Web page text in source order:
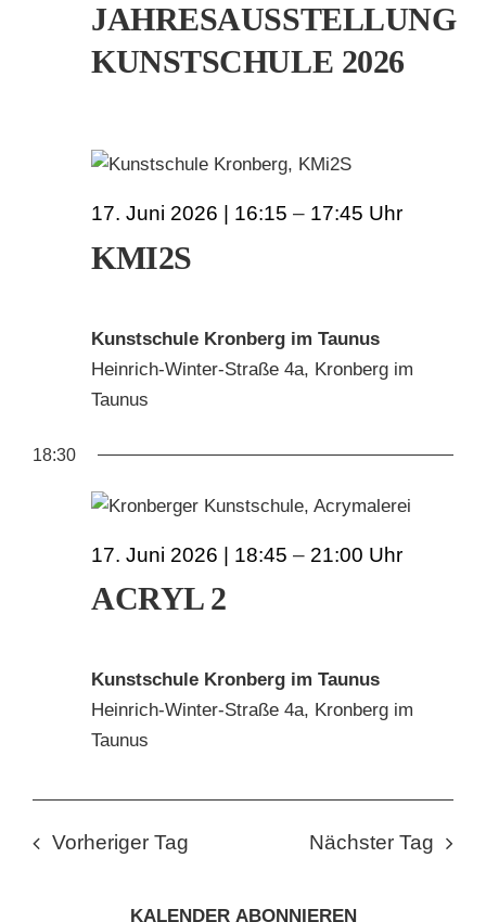
JAHRESAUSSTELLUNG
KUNSTSCHULE 2026
KMI2S
17. Juni 2026 | 16:15 – 17:45
Kunstschule Kronberg im Taunus
Heinrich-Winter-Straße 4a, Kronberg im
Taunus
18:30
ACRYL 2
17. Juni 2026 | 18:45 – 21:00
Kunstschule Kronberg im Taunus
Heinrich-Winter-Straße 4a, Kronberg im
Taunus
Vorheriger Tag Nächster Tag
KALENDER ABONNIEREN